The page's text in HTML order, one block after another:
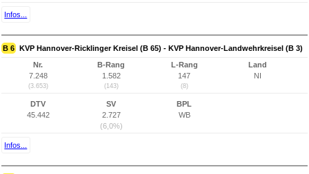
Infos...
B 6 KVP Hannover-Ricklinger Kreisel (B 65) - KVP Hannover-Landwehrkreisel (B 3)
Nr.
7.248
(3.653)
B-Rang
1.582
(143)
L-Rang
147
(8)
Land
NI
DTV
45.442
SV
2.727
(6,0%)
BPL
WB
Infos...